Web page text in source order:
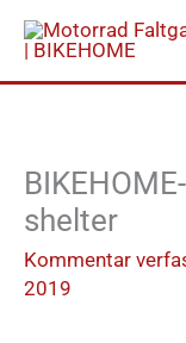
Zum
Inhalt
springen
shelter
Kommentar
2019